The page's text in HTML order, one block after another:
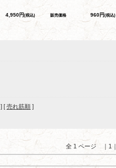
4,950円(税込) 販売価格 960円(税込)
] [売れ筋順 ]
全 1 ページ ｜1｜